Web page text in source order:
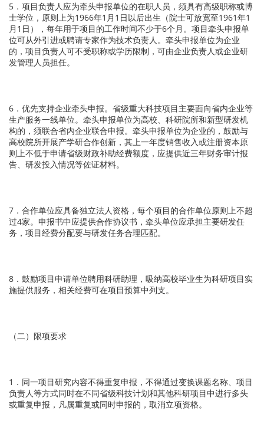
5．项目负责人应为牵头申报单位的在职人员，须具有高级职称或博
士学位，原则上为1966年1月1日以后出生（院士可放宽至1961年1
月1日），每年用于项目的工作时间不少于6个月。项目牵头申报单
位可从外引进或聘请专家作为技术负责人。牵头申报单位为企业
的，项目负责人可不受职称或学历限制，可由企业负责人或企业研
发管理人员担任。
6．优先支持企业牵头申报。省级重大科技项目主要面向省内企业等
生产服务一线单位。牵头申报单位为高校、科研院所和新型研发机
构的，须联合省内企业联合申报。牵头申报单位为企业的，鼓励与
高校院所开展产学研合作创新，其上一年度销售收入或注册资本原
则上不低于申请省级财政补助经费额度，应提供近三年财务审计报
告、研发投入情况等佐证材料。
7．合作单位应具备独立法人资格，每个项目的合作单位原则上不超
过4家。申报书中应提供合作协议书，牵头单位应承担主要研发任
务，项目经费分配要与研发任务合理匹配。
8．鼓励项目申请单位聘用科研助理，吸纳高校毕业生为科研项目实
施提供服务，相关经费可在项目预算中列支。
（二）限项要求
1．同一项目研究内容不得重复申报，不得通过变换课题名称、项目
负责人等方式同时在不同省级科技计划和其他科研项目中进行多头
或重复申报，凡属重复或同时申报的，取消立项资格。